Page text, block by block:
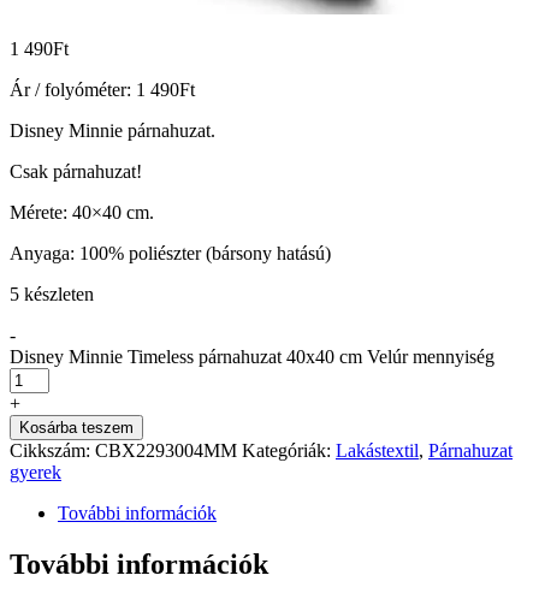
1 490Ft
Ár / folyóméter: 1 490Ft
Disney Minnie párnahuzat.
Csak párnahuzat!
Mérete: 40×40 cm.
Anyaga: 100% poliészter (bársony hatású)
5 készleten
-
Disney Minnie Timeless párnahuzat 40x40 cm Velúr mennyiség
+
Kosárba teszem
Cikkszám: CBX2293004MM Kategóriák: Lakástextil, Párnahuzat
gyerek
További információk
További információk